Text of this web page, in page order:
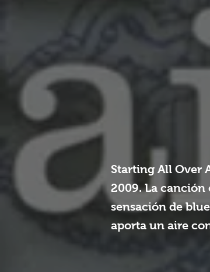
Starting All Over
2009. La canción
sensación de
aporta un aire